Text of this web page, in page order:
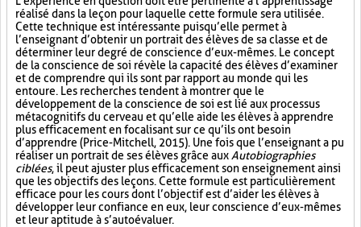
réalisé dans la leçon pour laquelle cette formule sera utilisée.
Cette technique est intéressante puisqu’elle permet à
l’enseignant d’obtenir un portrait des élèves de sa classe et de
déterminer leur degré de conscience d’eux-mêmes. Le concept
de la conscience de soi révèle la capacité des élèves d’examiner
et de comprendre qui ils sont par rapport au monde qui les
entoure. Les recherches tendent à montrer que le
développement de la conscience de soi est lié aux processus
métacognitifs du cerveau et qu’elle aide les élèves à apprendre
plus efficacement en focalisant sur ce qu’ils ont besoin
d’apprendre (Price-Mitchell, 2015). Une fois que l’enseignant a pu
réaliser un portrait de ses élèves grâce aux Autobiographies
ciblées, il peut ajuster plus efficacement son enseignement ainsi
que les objectifs des leçons. Cette formule est particulièrement
efficace pour les cours dont l’objectif est d’aider les élèves à
développer leur confiance en eux, leur conscience d’eux-mêmes
et leur aptitude à s’autoévaluer.